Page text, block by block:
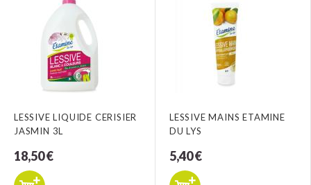
LESSIVE LIQUIDE CERISIER
JASMIN 3L
18,50 €
LESSIVE MAINS ETAMINE
DU LYS
5,40 €